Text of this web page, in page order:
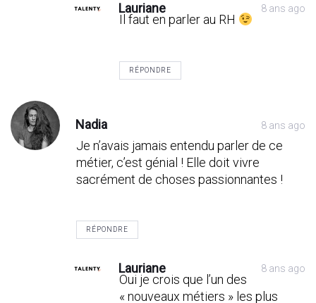
Lauriane 8 ans ago
Il faut en parler au RH
RÉPONDRE
Nadia 8 ans ago
Je n’avais jamais entendu parler de ce
métier, c’est génial ! Elle doit vivre
sacrément de choses passionnantes !
RÉPONDRE
Lauriane 8 ans ago
Oui je crois que l’un des
« nouveaux métiers » les plus